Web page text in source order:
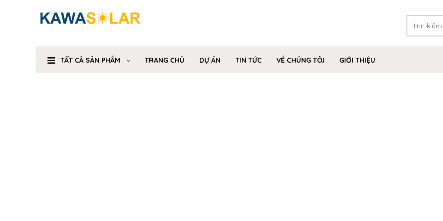
TẤT CẢ SẢN PHẨM TRANG CHỦ DỰ ÁN TIN TỨC VỀ CHÚNG TÔI GIỚI THIỆU